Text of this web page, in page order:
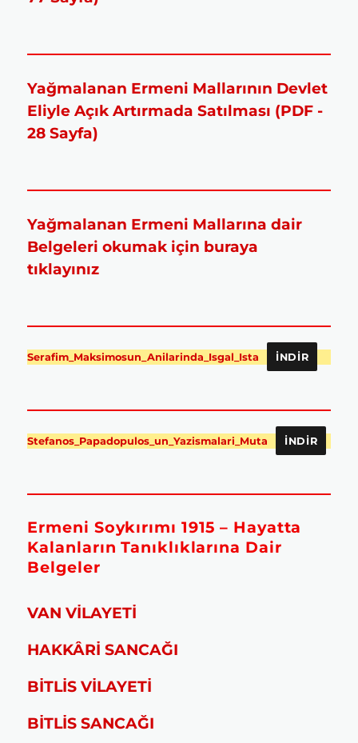
Yağmalanan Ermeni Mallarının Devlet
Eliyle Açık Artırmada Satılması (PDF -
28 Sayfa)
Yağmalanan Ermeni Mallarına dair
Belgeleri okumak için buraya
tıklayınız
Serafim_Maksimosun_Anilarinda_Isgal_Ista İNDIR
Stefanos_Papadopulos_un_Yazismalari_Muta İNDIR
Ermeni Soykırımı 1915 – Hayatta
Kalanların Tanıklıklarına Dair
Belgeler
VAN VİLAYETİ
HAKKÂRİ SANCAĞI
BİTLİS VİLAYETİ
BİTLİS SANCAĞI